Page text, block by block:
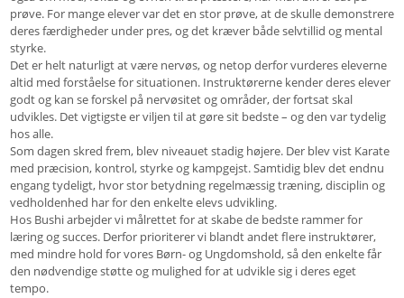
prøve. For mange elever var det en stor prøve, at de skulle demonstrere
deres færdigheder under pres, og det kræver både selvtillid og mental
styrke.
Det er helt naturligt at være nervøs, og netop derfor vurderes eleverne
altid med forståelse for situationen. Instruktørerne kender deres elever
godt og kan se forskel på nervøsitet og områder, der fortsat skal
udvikles. Det vigtigste er viljen til at gøre sit bedste – og den var tydelig
hos alle.
Som dagen skred frem, blev niveauet stadig højere. Der blev vist Karate
med præcision, kontrol, styrke og kampgejst. Samtidig blev det endnu
engang tydeligt, hvor stor betydning regelmæssig træning, disciplin og
vedholdenhed har for den enkelte elevs udvikling.
Hos Bushi arbejder vi målrettet for at skabe de bedste rammer for
læring og succes. Derfor prioriterer vi blandt andet flere instruktører,
med mindre hold for vores Børn- og Ungdomshold, så den enkelte får
den nødvendige støtte og mulighed for at udvikle sig i deres eget
tempo.